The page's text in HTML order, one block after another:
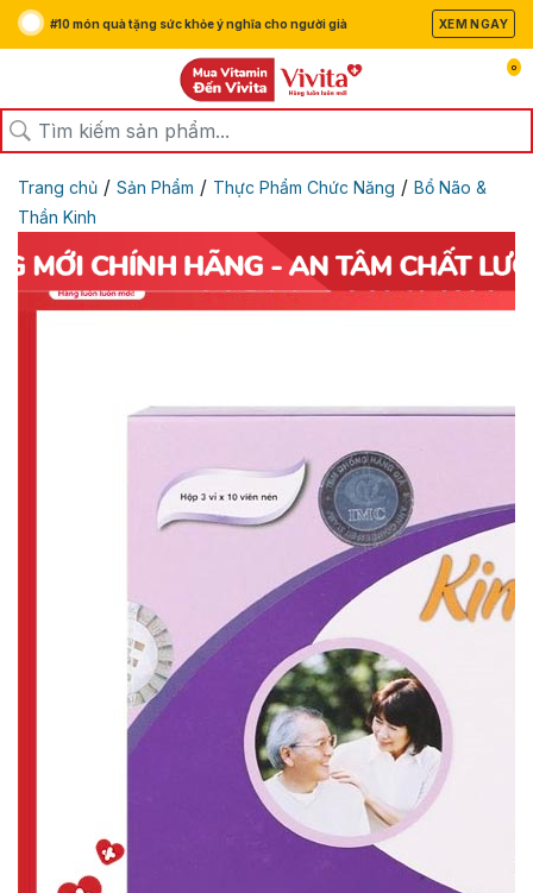
#10 món quà tặng sức khỏe ý nghĩa cho người già XEM NGAY
0
Trang chủ / Sản Phẩm / Thực Phẩm Chức Năng / Bổ Não &
Thần Kinh